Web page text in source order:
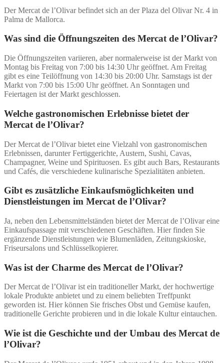
Der Mercat de l’Olivar befindet sich an der Plaza del Olivar Nr. 4 in
Palma de Mallorca.
Was sind die Öffnungszeiten des Mercat de l’Olivar?
Die Öffnungszeiten variieren, aber normalerweise ist der Markt von
Montag bis Freitag von 7:00 bis 14:30 Uhr geöffnet. Am Freitag
gibt es eine Teilöffnung von 14:30 bis 20:00 Uhr. Samstags ist der
Markt von 7:00 bis 15:00 Uhr geöffnet. An Sonntagen und
Feiertagen ist der Markt geschlossen.
Welche gastronomischen Erlebnisse bietet der
Mercat de l’Olivar?
Der Mercat de l’Olivar bietet eine Vielzahl von gastronomischen
Erlebnissen, darunter Fertiggerichte, Austern, Sushi, Cavas,
Champagner, Weine und Spirituosen. Es gibt auch Bars, Restaurants
und Cafés, die verschiedene kulinarische Spezialitäten anbieten.
Gibt es zusätzliche Einkaufsmöglichkeiten und
Dienstleistungen im Mercat de l’Olivar?
Ja, neben den Lebensmittelständen bietet der Mercat de l’Olivar eine
Einkaufspassage mit verschiedenen Geschäften. Hier finden Sie
ergänzende Dienstleistungen wie Blumenläden, Zeitungskioske,
Friseursalons und Schlüsselkopierer.
Was ist der Charme des Mercat de l’Olivar?
Der Mercat de l’Olivar ist ein traditioneller Markt, der hochwertige
lokale Produkte anbietet und zu einem beliebten Treffpunkt
geworden ist. Hier können Sie frisches Obst und Gemüse kaufen,
traditionelle Gerichte probieren und in die lokale Kultur eintauchen.
Wie ist die Geschichte und der Umbau des Mercat de
l’Olivar?